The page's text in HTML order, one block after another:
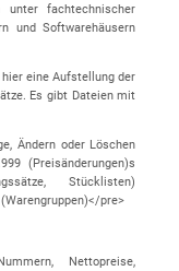
unter fachtechnischer
und Softwarehäusern
eine Aufstellung der
Es gibt Dateien mit
Ändern oder Löschen
(Preisänderungen)s
Stücklisten)
(Warengruppen)</pre>
Nettopreise,